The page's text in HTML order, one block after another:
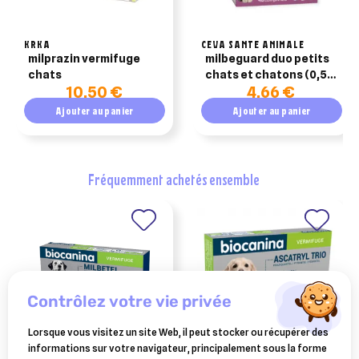
KRKA
milprazin vermifuge
chats
10,50 €
Ajouter au panier
CEVA SANTE ANIMALE
milbeguard duo petits
chats et chatons (0,5 à
2 kg) – boîte de 2
comprimés
(anciennemment
4,66 €
Ajouter au panier
fréquemment achetés ensemble
BIOCANINA BIOCANINA
contrôlez votre vie privée
Lorsque vous visitez un site Web, il peut stocker ou récupérer des
informations sur votre navigateur, principalement sous la forme